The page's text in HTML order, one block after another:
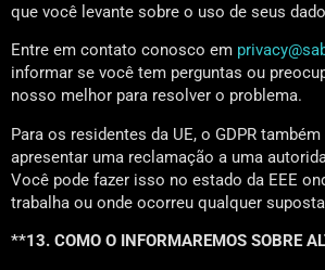
que você levante sobre o uso de seus
Entre em contato conosco em
informar se você tem perguntas ou
nosso melhor para resolver o problema.
Para os residentes da UE, o GDPR
apresentar uma reclamação a uma
Você pode fazer isso no estado da EEE
trabalha ou onde ocorreu qualquer
**13. COMO O INFORMAREMOS SOBRE